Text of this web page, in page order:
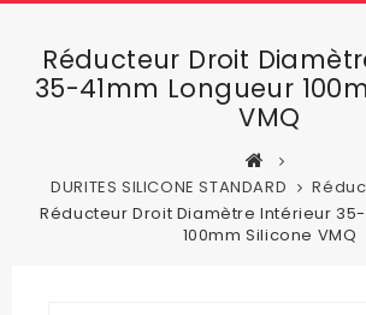
Réducteur Droit
35-41mm Longueur
VMQ
DURITES SILICONE STANDARD
Réducteur Droit Diamètre Intérieur
100mm Silicone VMQ